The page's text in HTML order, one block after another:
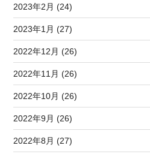
2023年2月 (24)
2023年1月 (27)
2022年12月 (26)
2022年11月 (26)
2022年10月 (26)
2022年9月 (26)
2022年8月 (27)